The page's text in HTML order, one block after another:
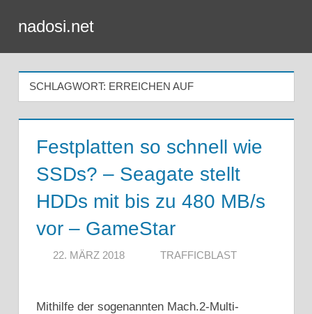
Inhalt
springen
nadosi.net
SCHLAGWORT: ERREICHEN AUF
Festplatten so schnell wie
SSDs? – Seagate stellt
HDDs mit bis zu 480 MB/s
vor – GameStar
22. MÄRZ 2018 TRAFFICBLAST
Mithilfe der sogenannten Mach.2-Multi-